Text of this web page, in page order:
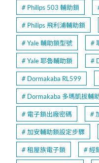
Philips 503 輔助鎖
Philips 飛利浦輔助鎖
Yale 輔助鎖型號
Yale 耶魯輔助鎖
Dormakaba RL599
Dormakaba 多瑪凱拔輔
電子鎖出廠密碼
加安輔助鎖設定步驟
租屋族電子鎖 經